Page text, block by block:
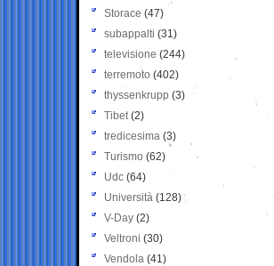
Storace (47)
subappalti (31)
televisione(244)
terremoto (402)
thyssenkrupp (3)
Tibet(2)
tredicesima (3)
Turismo (62)
Udc (64)
Università (128)
V-Day (2)
Veltroni (30)
Vendola (41)